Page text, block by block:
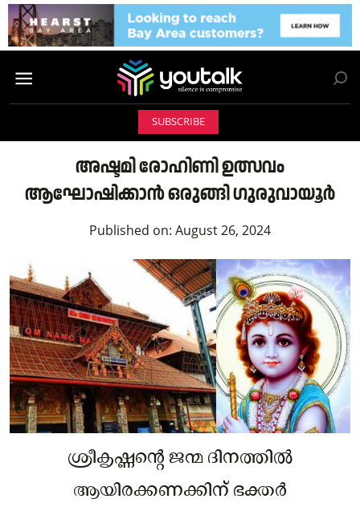
SUBSCRIBE
അഷ്ടമി രോഹിണി ഉത്സവം
ആഘോഷിക്കാൻ ഒരുങ്ങി ഗുരുവായൂർ
Published on: August 26, 2024
ശ്രീകൃഷ്ണന്റെ ജന്മ ദിനത്തിൽ
ആയിരക്കണക്കിന് ഭക്തർ